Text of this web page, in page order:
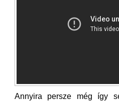
Annyira persze még így